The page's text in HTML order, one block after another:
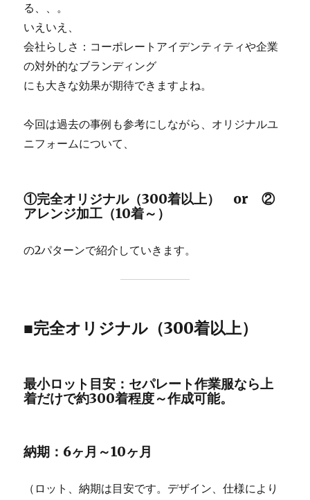
る、、。
いえいえ、
会社らしさ：コーポレートアイデンティティや企業
の対外的なブランディング
にも大きな効果が期待できますよね。
今回は過去の事例も参考にしながら、オリジナルユ
ニフォームについて、
①完全オリジナル（300着以上） or ②
アレンジ加工（10着～）
の2パターンで紹介していきます。
■完全オリジナル（300着以上）
最小ロット目安：セパレート作業服なら上
着だけで約300着程度～作成可能。
納期：6ヶ月～10ヶ月
（ロット、納期は目安です。デザイン、仕様により